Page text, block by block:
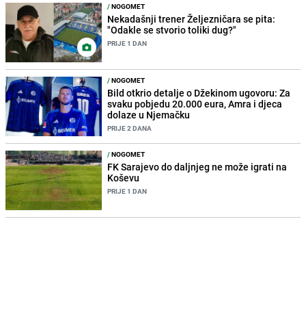
/NOGOMET
Nekadašnji trener Željezničara se pita:
"Odakle se stvorio toliki dug?"
PRIJE 1 DAN
/NOGOMET
Bild otkrio detalje o Džekinom ugovoru: Za
svaku pobjedu 20.000 eura, Amra i djeca
dolaze u Njemačku
PRIJE 2 DANA
/NOGOMET
FK Sarajevo do daljnjeg ne može igrati na
Koševu
PRIJE 1 DAN